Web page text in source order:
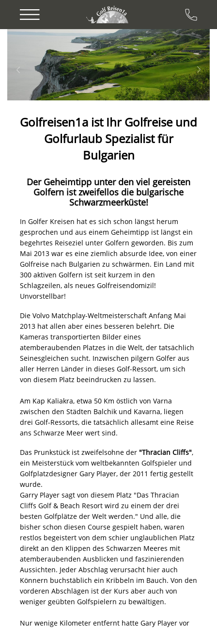
Previous Next
Golfreisen1a ist Ihr Golfreise und
GolfurlaubSpezialist für
Bulgarien
Der Geheimtipp unter den viel gereisten
Golfern ist zweifellos die bulgarische
Schwarzmeerküste!
In Golfer Kreisen hat es sich schon längst herum
gesprochen und aus einem Geheimtipp ist längst ein
begehrtes Reiseziel unter Golfern geworden. Bis zum
Mai 2013 war es eine ziemlich absurde Idee, von einer
Golfreise nach Bulgarien zu schwärmen. Ein Land mit
300 aktiven Golfern ist seit kurzem in den
Schlagzeilen, als neues Golfreisendomizil!
Unvorstellbar!
Die Volvo Matchplay-Weltmeisterschaft Anfang Mai
2013 hat allen aber eines besseren belehrt. Die
Kameras transportierten Bilder eines
atemberaubenden Platzes in die Welt, der tatsächlich
Seinesgleichen sucht. Inzwischen pilgern Golfer aus
aller Herren Länder in dieses Golf-Ressort, um sich
von diesem Platz beeindrucken zu lassen.
Am Kap Kaliakra, etwa 50 Km östlich von Varna
zwischen den Städten Balchik und Kavarna, liegen
drei Golf-Ressorts, die tatsächlich allesamt eine Reise
ans Schwarze Meer wert sind.
Das Prunkstück ist zweifelsohne der "Thracian Cliffs",
ein Meisterstück vom weltbekannten Golfspieler und
Golfplatzdesigner Gary Player, der 2011 fertig gestellt
wurde.
Garry Player sagt von diesem Platz "Das Thracian
Cliffs Golf & Beach Resort wird zu einem der drei
besten Golfplätze der Welt werden." Und alle, die
bisher schon diesen Course gespielt haben, waren
restlos begeistert von dem schier unglaublichen Platz
direkt an den Klippen des Schwarzen Meeres mit
atemberaubenden Ausblicken und faszinierenden
Aussichten. Jeder Abschlag verursacht hier auch
Könnern buchstäblich ein Kribbeln im Bauch. Von den
vorderen Abschlägen ist der Kurs aber auch von
weniger geübten Golfspielern zu bewältigen.
Nur wenige Kilometer entfernt hatte Gary Player vor